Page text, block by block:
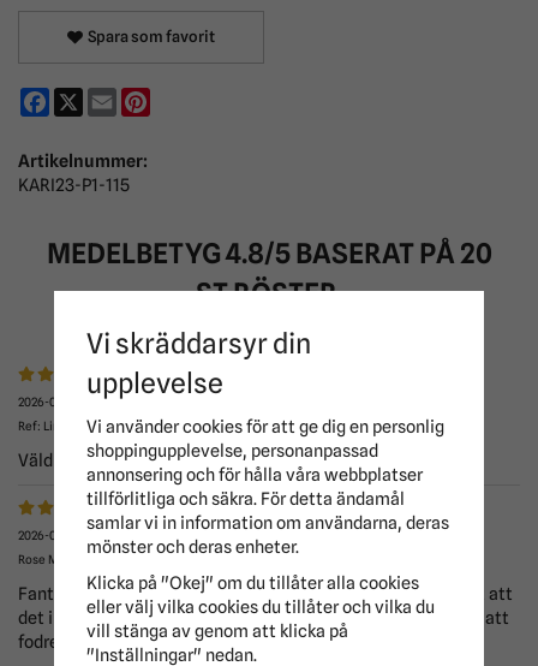
Spara som favorit
Facebook
X Email
Artikelnummer:
KARI23-P1-115
MEDELBETYG4.8/5 BASERAT PÅ20
ST RÖSTER.
2026-02-12
Ref: Linnéa Haga
Väldigt fint täcke. Eventuellt lite trång över bogarna.
2026-01-18
Rose Marie
Fantastiskt stalltäcke som är så himla fint och gosigt. Skönt att
det inte fastnar spån som på fleecetäcken. Därför är det bra att
fodret inte är fleece. Storleken är perfekt.
Vi skräddarsyr din
upplevelse
Vi använder cookies för att ge dig en personlig
shoppingupplevelse, personanpassad
annonsering och för hålla våra webbplatser
tillförlitliga och säkra. För detta ändamål
samlar vi in information om användarna, deras
mönster och deras enheter.
Klicka på "Okej" om du tillåter alla cookies
eller välj vilka cookies du tillåter och vilka du
vill stänga av genom att klicka på
"Inställningar" nedan.